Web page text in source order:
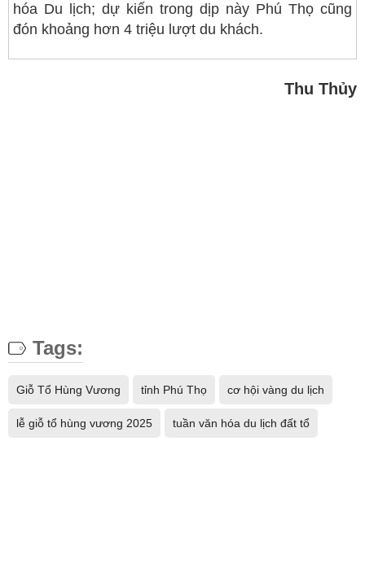
hóa Du lịch; dự kiến trong dịp này Phú Thọ cũng
đón khoảng hơn 4 triệu lượt du khách.
Thu Thủy
Tags:
Giỗ Tổ Hùng Vương tỉnh Phú Thọ cơ hội vàng du lịch
lễ giỗ tổ hùng vương 2025 tuần văn hóa du lịch đất tổ